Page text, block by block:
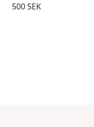
Pris:
500 SEK